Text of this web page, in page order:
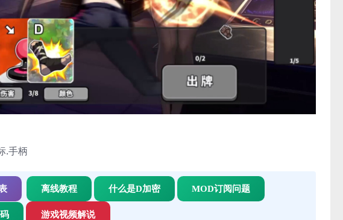
.手柄
离线教程 什么是D加密 MOD订阅问题
游戏视频解说